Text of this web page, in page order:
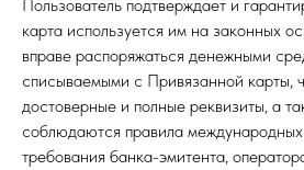
Пользователь подтверждает и
карта используется им на законных
вправе распоряжаться денежными
списываемыми с Привязанной карты,
достоверные и полные реквизиты, а
соблюдаются правила
требования банка-эмитента,